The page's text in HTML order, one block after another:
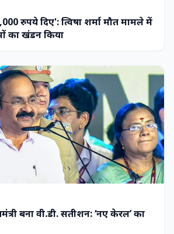
रुपये दिए': त्विषा शर्मा मौत मामले में
का खंडन किया
बना वी.डी. सतीशन: ‘नए केरल’ का